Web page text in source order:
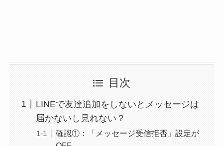
目次
LINEで友達追加をしないとメッセージは
届かないし見れない？
確認①：「メッセージ受信拒否」設定が